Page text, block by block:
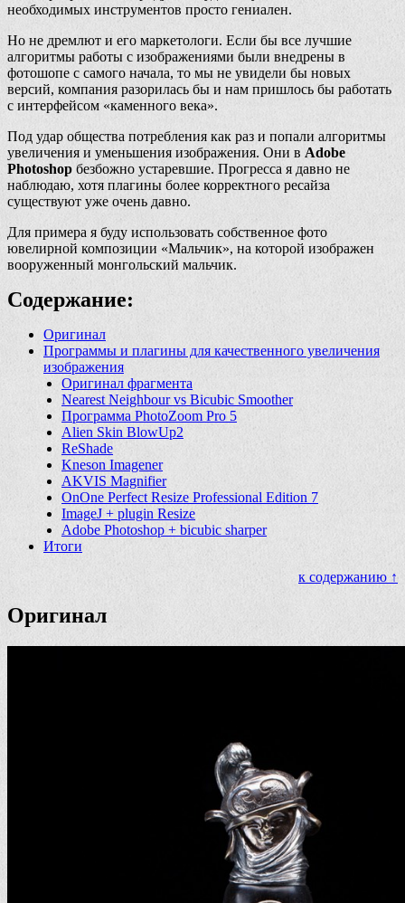
необходимых инструментов просто гениален.
Но не дремлют и его маркетологи. Если бы все лучшие
алгоритмы работы с изображениями были внедрены в
фотошопе с самого начала, то мы не увидели бы новых
версий, компания разорилась бы и нам пришлось бы работать
с интерфейсом «каменного века».
Под удар общества потребления как раз и попали алгоритмы
увеличения и уменьшения изображения. Они в Adobe
Photoshop безбожно устаревшие. Прогресса я давно не
наблюдаю, хотя плагины более корректного ресайза
существуют уже очень давно.
Для примера я буду использовать собственное фото
ювелирной композиции «Мальчик», на которой изображен
вооруженный монгольский мальчик.
Содержание:
Оригинал
Программы и плагины для качественного увеличения
изображения
Оригинал фрагмента
Nearest Neighbour vs Bicubic Smoother
Программа PhotoZoom Pro 5
Alien Skin BlowUp2
ReShade
Kneson Imagener
AKVIS Magnifier
OnOne Perfect Resize Professional Edition 7
ImageJ + plugin Resize
Adobe Photoshop + bicubic sharper
Итоги
к содержанию ↑
Оригинал